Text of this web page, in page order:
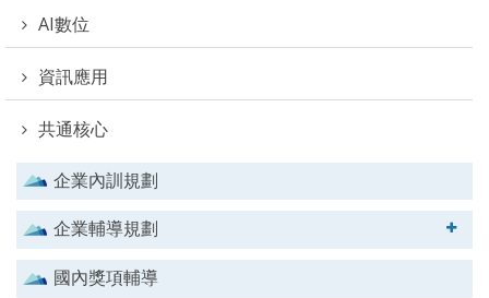
AI數位
資訊應用
共通核心
企業內訓規劃
企業輔導規劃
國內獎項輔導